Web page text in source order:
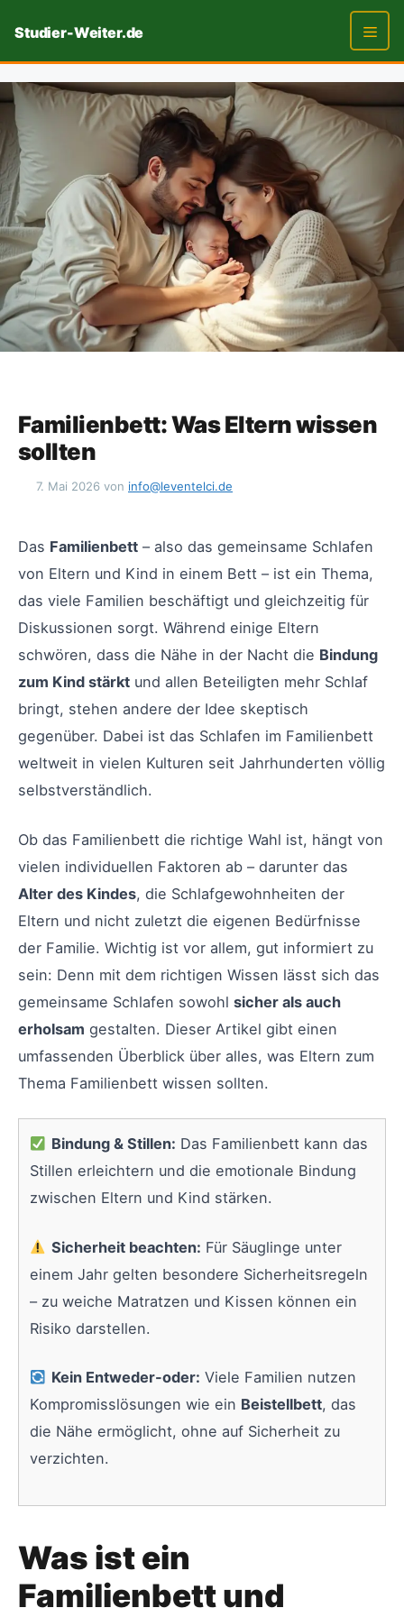
Inhalt
Studier-Weiter.de
Menü
Familienbett: Was Eltern wissen
sollten
7. Mai 2026 von info@leventelci.de
Das Familienbett – also das gemeinsame Schlafen
von Eltern und Kind in einem Bett – ist ein Thema,
das viele Familien beschäftigt und gleichzeitig für
Diskussionen sorgt. Während einige Eltern
schwören, dass die Nähe in der Nacht die Bindung
zum Kind stärkt und allen Beteiligten mehr Schlaf
bringt, stehen andere der Idee skeptisch
gegenüber. Dabei ist das Schlafen im Familienbett
weltweit in vielen Kulturen seit Jahrhunderten völlig
selbstverständlich.
Ob das Familienbett die richtige Wahl ist, hängt von
vielen individuellen Faktoren ab – darunter das
Alter des Kindes, die Schlafgewohnheiten der
Eltern und nicht zuletzt die eigenen Bedürfnisse
der Familie. Wichtig ist vor allem, gut informiert zu
sein: Denn mit dem richtigen Wissen lässt sich das
gemeinsame Schlafen sowohl sicher als auch
erholsam gestalten. Dieser Artikel gibt einen
umfassenden Überblick über alles, was Eltern zum
Thema Familienbett wissen sollten.
Bindung & Stillen: Das Familienbett kann das
Stillen erleichtern und die emotionale Bindung
zwischen Eltern und Kind stärken.
Sicherheit beachten: Für Säuglinge unter
einem Jahr gelten besondere Sicherheitsregeln
– zu weiche Matratzen und Kissen können ein
Risiko darstellen.
Kein Entweder-oder: Viele Familien nutzen
Kompromisslösungen wie ein Beistellbett, das
die Nähe ermöglicht, ohne auf Sicherheit zu
verzichten.
Was ist ein
Familienbett und